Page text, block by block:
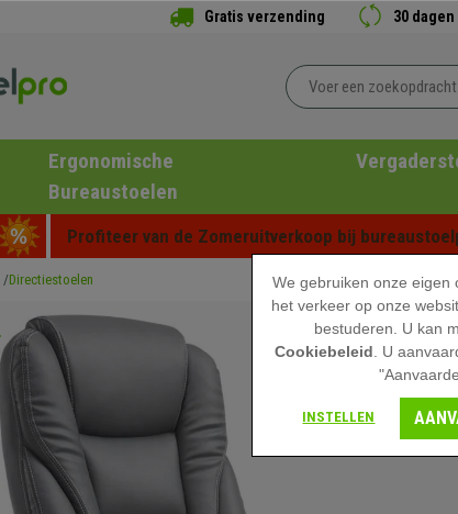
Gratis verzending 30
Ergonomische
Bureaustoelen
Profiteer van de Zomeruitverkoop bij
Directiestoelen
We gebruiken onze eigen
het verkeer op onze
bestuderen. U kan
Cookiebeleid . U
INSTELLEN